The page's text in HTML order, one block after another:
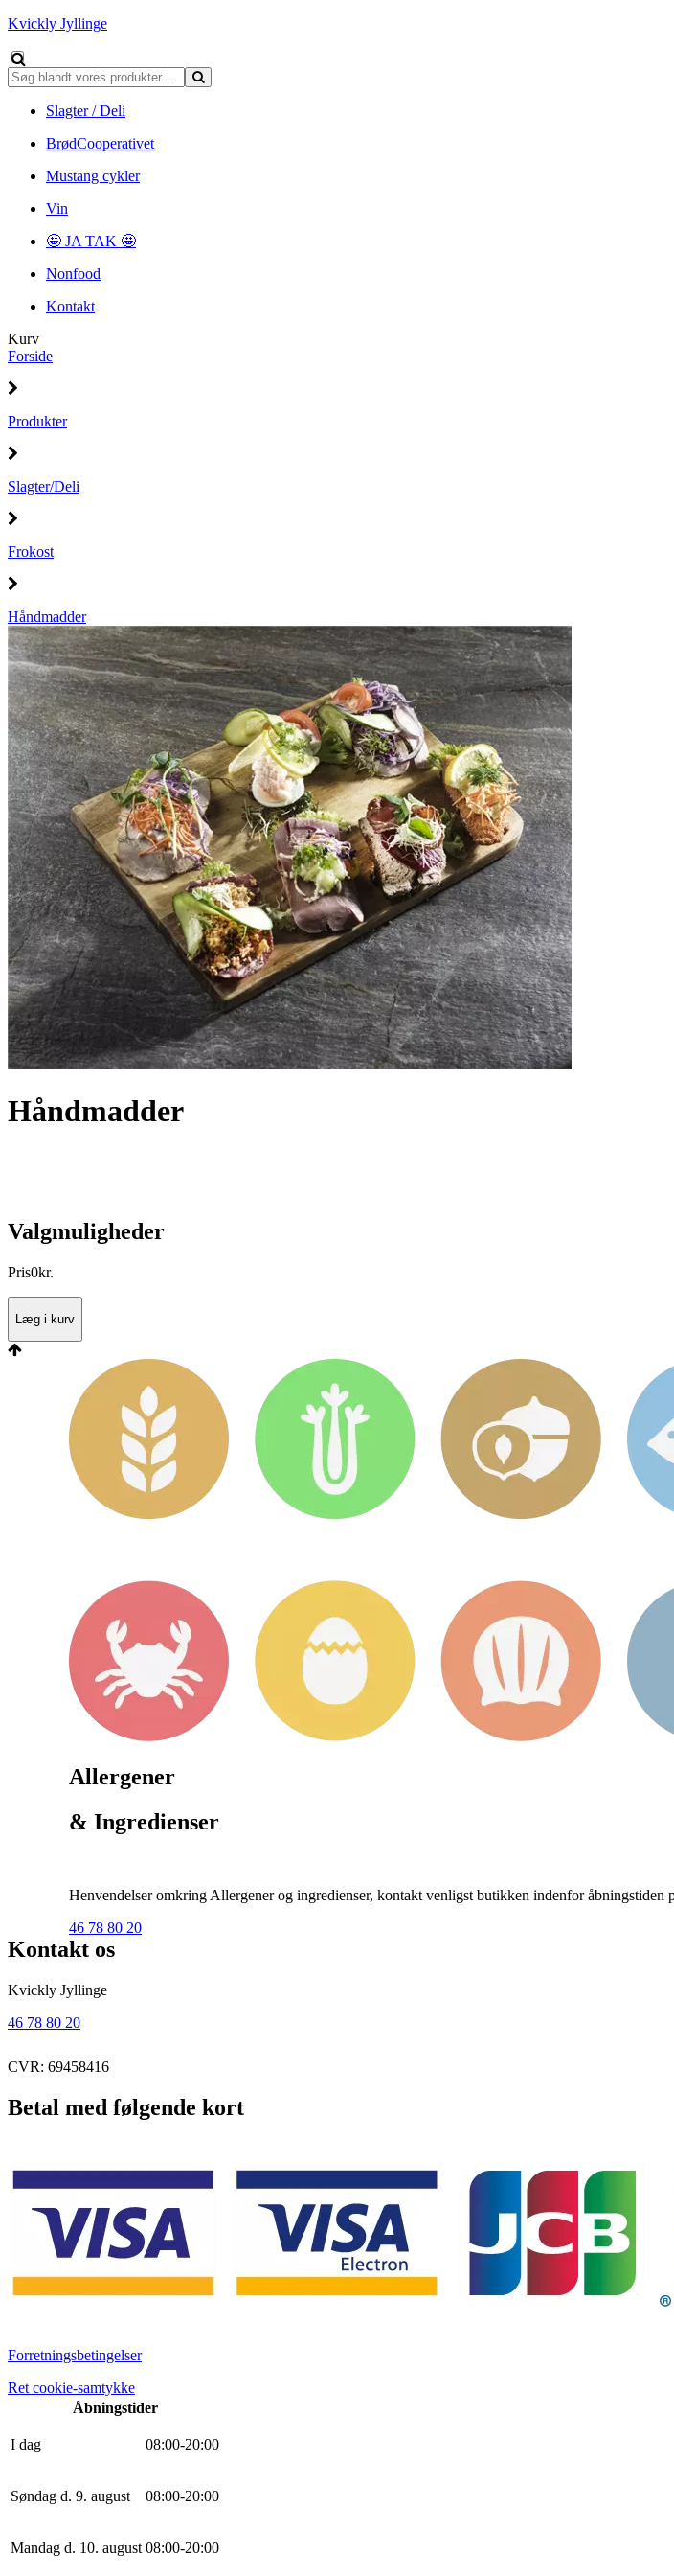
Kvickly Jyllinge
Slagter / Deli
BrødCooperativet
Mustang cykler
Vin
🤩 JA TAK 🤩
Nonfood
Kontakt
Kurv
Forside
Produkter
Slagter/Deli
Frokost
Håndmadder
Håndmadder
Valgmuligheder
Pris0kr.
Læg i kurv
Allergener
& Ingredienser
Henvendelser omkring Allergener og ingredienser, kontakt venligst butikken indenfor åbningstiden
46 78 80 20
Kontakt os
Kvickly Jyllinge
46 78 80 20
CVR: 69458416
Betal med følgende kort
Forretningsbetingelser
Ret cookie-samtykke
Åbningstider
I dag 08:00-20:00
Søndag d. 9. august 08:00-20:00
Mandag d. 10. august 08:00-20:00